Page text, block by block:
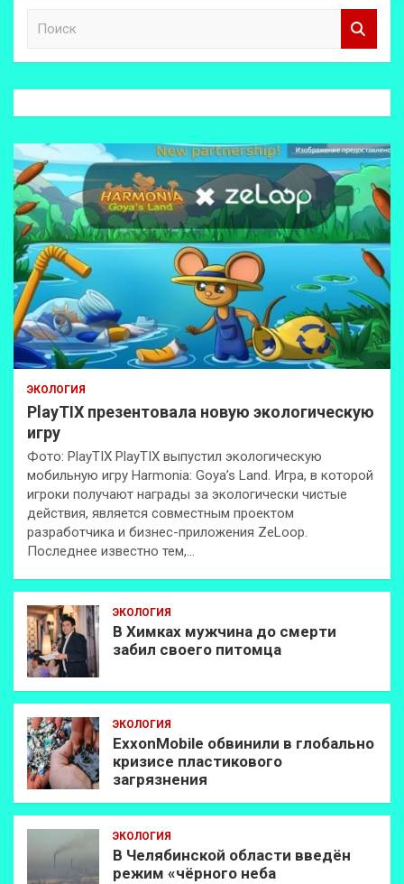
к
ЭКОЛОГИЯ
PlayTIX презентовала новую экологическую
игру
Фото: PlayTIX PlayTIX выпустил экологическую
мобильную игру Harmonia: Goya’s Land. Игра, в которой
игроки получают награды за экологически чистые
действия, является совместным проектом
разработчика и бизнес-приложения ZeLoop.
Последнее известно тем,…
ЭКОЛОГИЯ
В Химках мужчина до смерти
забил своего питомца
ЭКОЛОГИЯ
ExxonMobilе обвинили в глобально
кризисе пластикового
загрязнения
ЭКОЛОГИЯ
В Челябинской области введён
режим «чёрного неба